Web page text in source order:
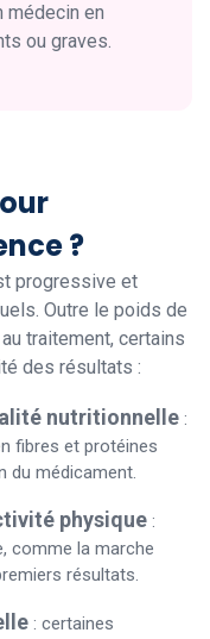
médecin en
ou graves.
?
progressive et
Outre le poids de
traitement, certains
des résultats :
nutritionnelle :
fibres et protéines
du médicament.
physique :
comme la marche
résultats.
: certaines